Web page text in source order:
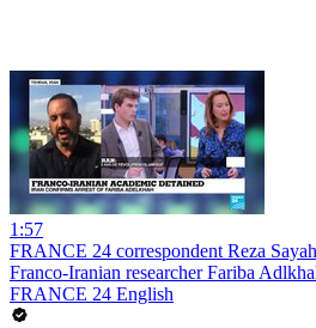
1:57
FRANCE 24 correspondent Reza
Franco-Iranian researcher Fariba
FRANCE 24 English